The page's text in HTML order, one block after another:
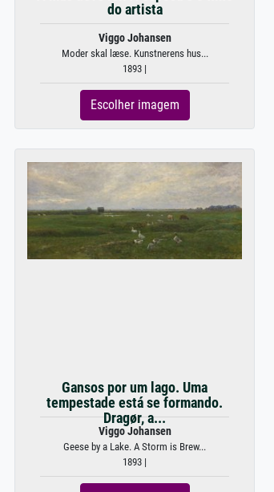
do artista
Viggo Johansen
Moder skal læse. Kunstnerens hus...
1893 |
Escolher imagem
Gansos por um lago. Uma
tempestade está se formando.
Dragør, a...
Viggo Johansen
Geese by a Lake. A Storm is Brew...
1893 |